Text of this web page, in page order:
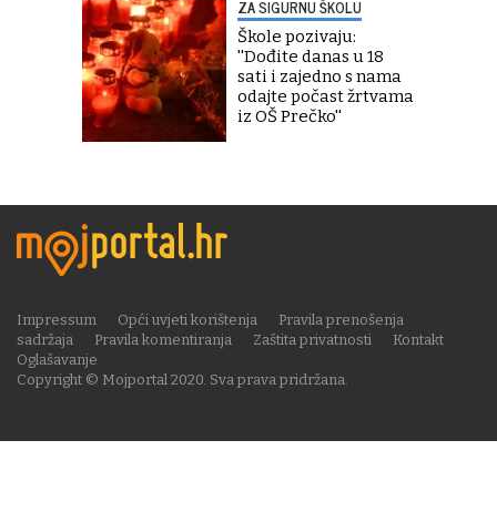
ZA SIGURNU ŠKOLU
Škole pozivaju:
''Dođite danas u 18
sati i zajedno s nama
odajte počast žrtvama
iz OŠ Prečko''
Copyright © Mojportal 2020. Sva prava pridržana.
Impressum Opći uvjeti korištenja
Pravila prenošenja
sadržaja
Pravila komentiranja Zaštita privatnosti
Kontakt
Oglašavanje